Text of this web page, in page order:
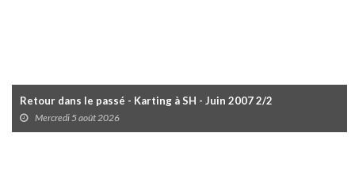
Retour dans le passé - Karting à SH - Juin 2007 2/2
Mercredi 5 août 2026